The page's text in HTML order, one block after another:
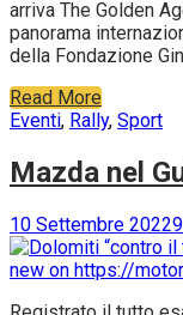
arriva The Golden
panorama
della Fondazione
Read More
Eventi, Rally, Sport
Mazda nel
10 Settembre 2022